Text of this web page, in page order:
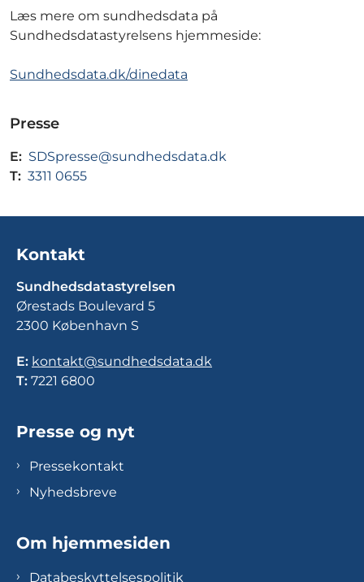
Læs mere om sundhedsdata på
Sundhedsdatastyrelsens hjemmeside:
Sundhedsdata.dk/dinedata
Presse
E: SDSpresse@sundhedsdata.dk
T: 3311 0655
Kontakt
Sundhedsdatastyrelsen
Ørestads Boulevard 5
2300 København S
E: kontakt@sundhedsdata.dk
T: 7221 6800
Presse og nyt
Pressekontakt
Nyhedsbreve
Om hjemmesiden
Databeskyttelsespolitik